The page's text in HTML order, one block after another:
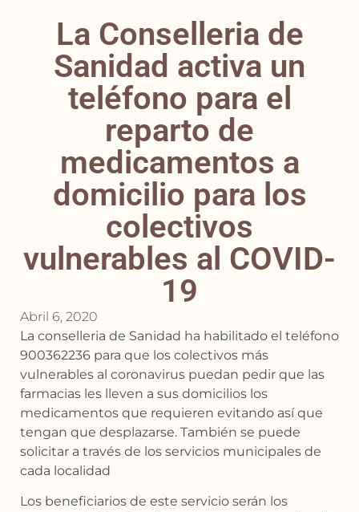
La Conselleria de
Sanidad activa un
teléfono para el
reparto de
medicamentos a
domicilio para los
colectivos
vulnerables al COVID-
19
Abril 6, 2020
La conselleria de Sanidad ha habilitado el teléfono
900362236 para que los colectivos más
vulnerables al coronavirus puedan pedir que las
farmacias les lleven a sus domicilios los
medicamentos que requieren evitando así que
tengan que desplazarse. También se puede
solicitar a través de los servicios municipales de
cada localidad
Los beneficiarios de este servicio serán los